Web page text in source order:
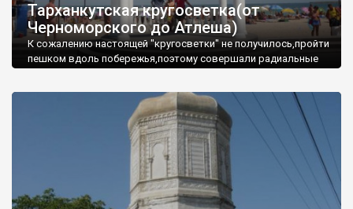
Тарханкутская кругосветка(от
Черноморского до Атлеша)
К сожалению настоящей "кругосветки" не получилось,пройти
пешком вдоль побережья,поэтому совершали радиальные